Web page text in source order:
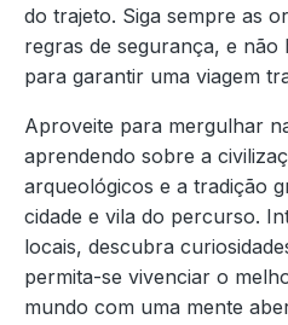
do trajeto. Siga sempre as
regras de segurança, e não
para garantir uma viagem
Aproveite para mergulhar
aprendendo sobre a
arqueológicos e a tradição
cidade e vila do percurso.
locais, descubra
permita-se vivenciar o
mundo com uma mente